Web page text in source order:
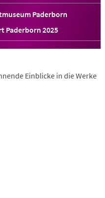
Paderborn
Paderborn 2025
Einblicke in die Werke